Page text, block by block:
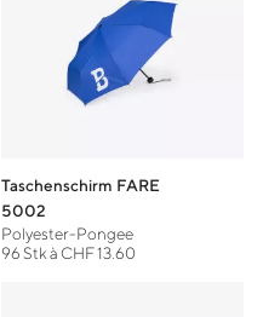
Taschenschirm FARE
5002
Polyester-Pongee
96 Stk à CHF 13.60